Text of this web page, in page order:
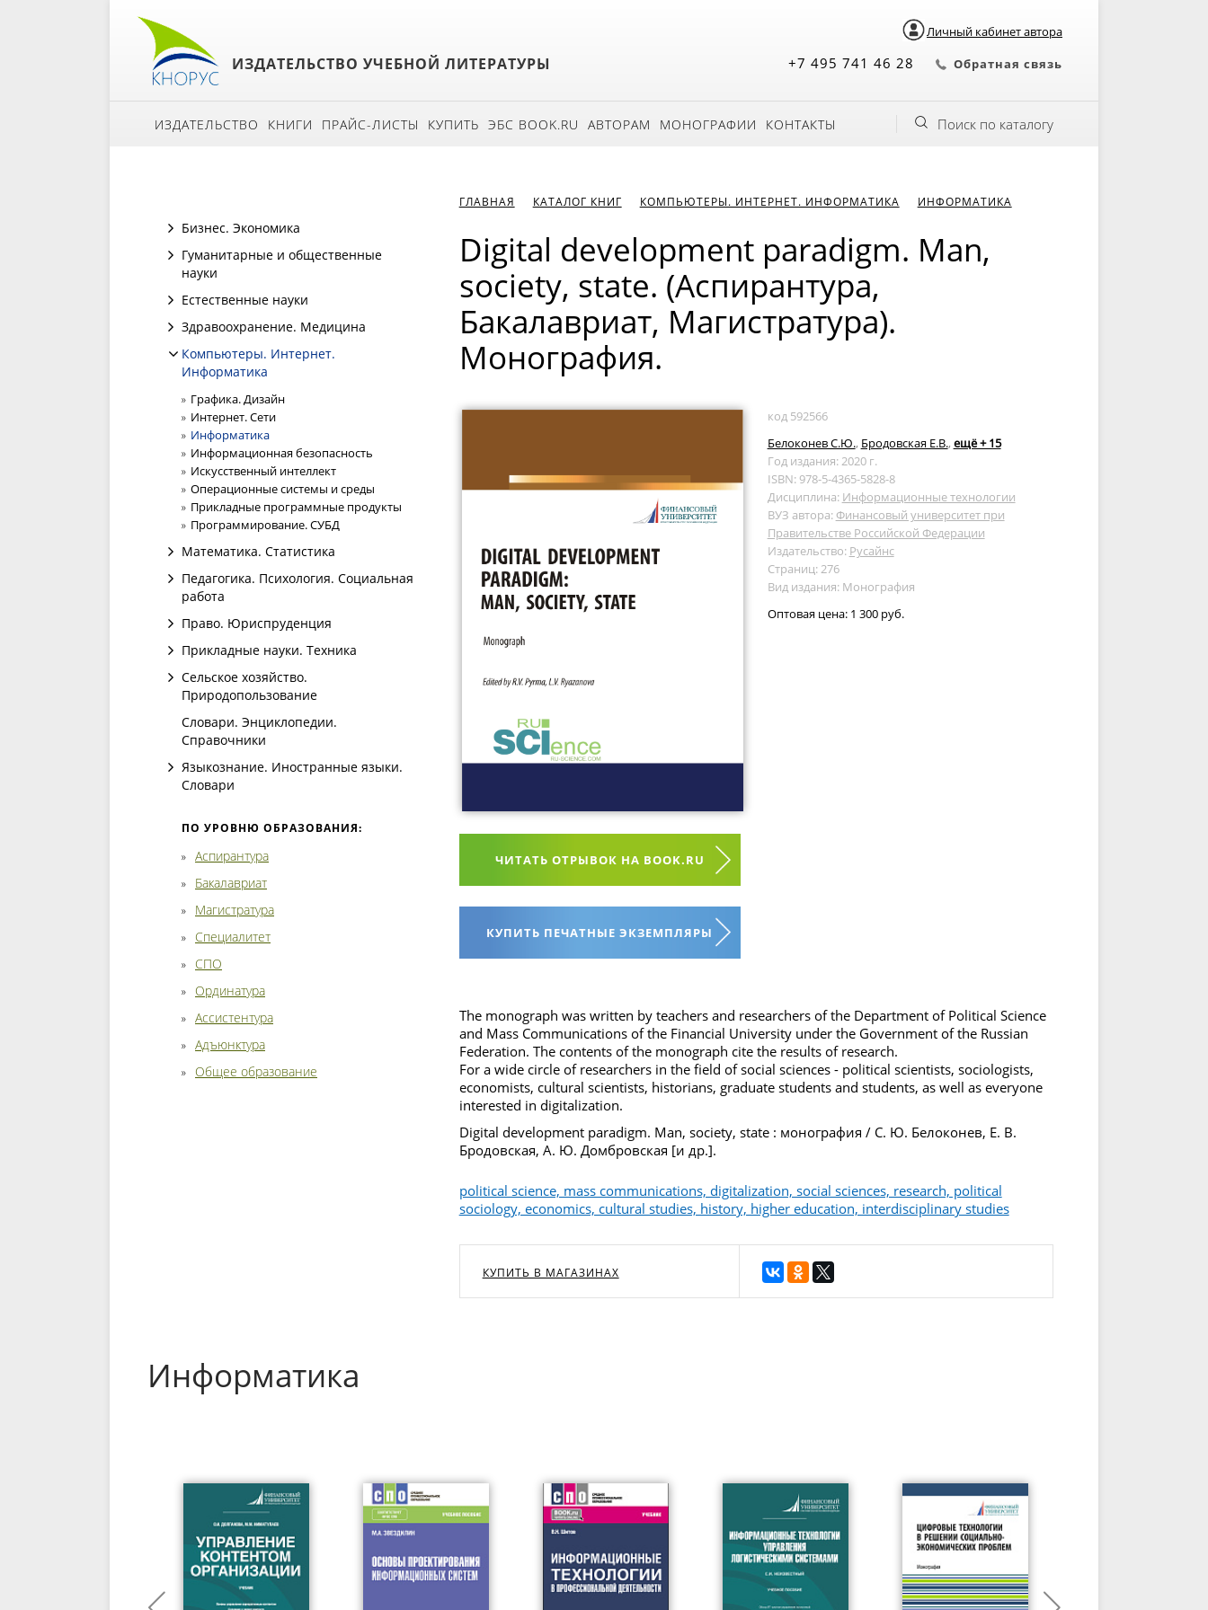
Личный кабинет автора
ИЗДАТЕЛЬСТВО УЧЕБНОЙ ЛИТЕРАТУРЫ +7 495 741 46 28 Обратная связь
ИЗДАТЕЛЬСТВО КНИГИ ПРАЙС-ЛИСТЫ КУПИТЬ ЭБС BOOK.RU АВТОРАМ МОНОГРАФИИ КОНТАКТЫ Поиск по каталогу
Бизнес. Экономика
Гуманитарные и общественные
науки
Естественные науки
Здравоохранение. Медицина
Компьютеры. Интернет.
Информатика
Графика. Дизайн
Интернет. Сети
Информатика
Информационная безопасность
Искусственный интеллект
Операционные системы и среды
Прикладные программные продукты
Программирование. СУБД
Математика. Статистика
Педагогика. Психология. Социальная
работа
Право. Юриспруденция
Прикладные науки. Техника
Сельское хозяйство.
Природопользование
Словари. Энциклопедии.
Справочники
Языкознание. Иностранные языки.
Словари
ПО УРОВНЮ ОБРАЗОВАНИЯ:
Аспирантура
Бакалавриат
Магистратура
Специалитет
СПО
Ординатура
Ассистентура
Адъюнктура
Общее образование
ГЛАВНАЯ КАТАЛОГ КНИГ КОМПЬЮТЕРЫ. ИНТЕРНЕТ. ИНФОРМАТИКА ИНФОРМАТИКА
Digital development paradigm. Man,
society, state. (Аспирантура,
Бакалавриат, Магистратура).
Монография.
ЧИТАТЬ ОТРЫВОК НА BOOK.RU
КУПИТЬ ПЕЧАТНЫЕ ЭКЗЕМПЛЯРЫ
код 592566
Белоконев С.Ю., Бродовская Е.В., ещё + 15
Год издания: 2020 г.
ISBN: 978-5-4365-5828-8
Дисциплина: Информационные технологии
ВУЗ автора: Финансовый университет при
Правительстве Российской Федерации
Издательство: Русайнс
Страниц: 276
Вид издания: Монография
Оптовая цена: 1 300 руб.
The monograph was written by teachers and researchers of the Department of Political Science
and Mass Communications of the Financial University under the Government of the Russian
Federation. The contents of the monograph cite the results of research.
For a wide circle of researchers in the field of social sciences - political scientists, sociologists,
economists, cultural scientists, historians, graduate students and students, as well as everyone
interested in digitalization.
Digital development paradigm. Man, society, state : монография / С. Ю. Белоконев, Е. В.
Бродовская, А. Ю. Домбровская [и др.].
political science, mass communications, digitalization, social sciences, research, political
sociology, economics, cultural studies, history, higher education, interdisciplinary studies
КУПИТЬ В МАГАЗИНАХ
Информатика